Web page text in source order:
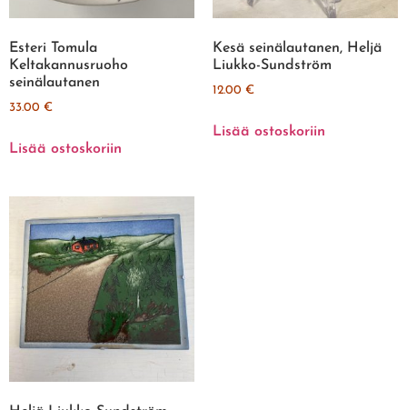
Esteri Tomula
Keltakannusruoho
seinälautanen
33.00 €
Lisää ostoskoriin
Kesä seinälautanen, Heljä
Liukko-Sundström
12.00 €
Lisää ostoskoriin